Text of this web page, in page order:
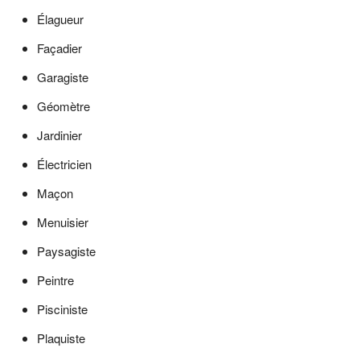
Élagueur
Façadier
Garagiste
Géomètre
Jardinier
Électricien
Maçon
Menuisier
Paysagiste
Peintre
Pisciniste
Plaquiste